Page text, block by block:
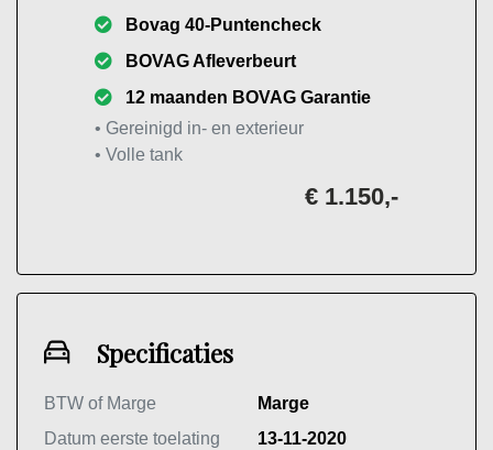
Bovag 40-Puntencheck
BOVAG Afleverbeurt
12 maanden BOVAG Garantie
• Gereinigd in- en exterieur
• Volle tank
€ 1.150,-
Specificaties
BTW of Marge
Marge
Datum eerste toelating
13-11-2020